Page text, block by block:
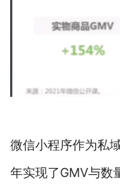
微信小程序作为私
年实现了GMV与数